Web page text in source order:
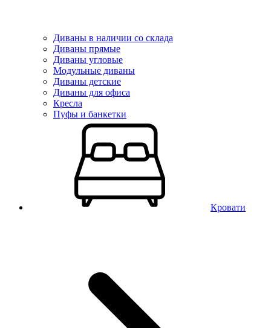
Диваны в наличии со склада
Диваны прямые
Диваны угловые
Модульные диваны
Диваны детские
Диваны для офиса
Кресла
Пуфы и банкетки
Кровати